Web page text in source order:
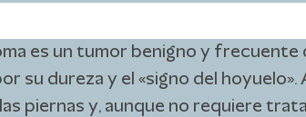
es un tumor benigno y frecuente
su dureza y el «signo del hoyuelo».
piernas y, aunque no requiere